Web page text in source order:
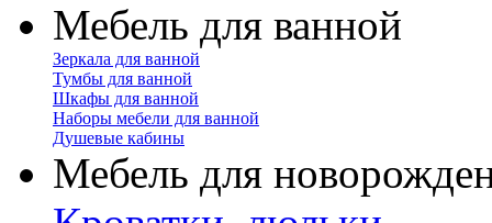
Мебель для ванной
Зеркала для ванной
Тумбы для ванной
Шкафы для ванной
Наборы мебели для ванной
Душевые кабины
Мебель для